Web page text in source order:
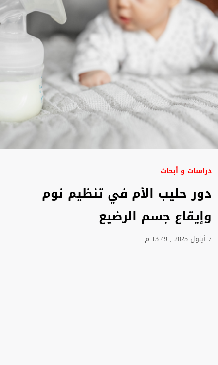
دراسات و أبحاث
دور حليب الأم في تنظيم نوم
وإيقاع جسم الرضيع
7 أيلول 2025 , 13:49 م